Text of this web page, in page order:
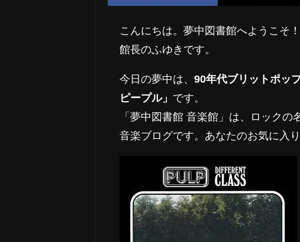
こんにちは。夢中図書館へようこそ！
館長のふゆきです。
今日の夢中は、90年代ブリットポッ
ピープル」 です。
「夢中図書館 音楽館」は、ロック
音楽ブログです。あなたのお気に入